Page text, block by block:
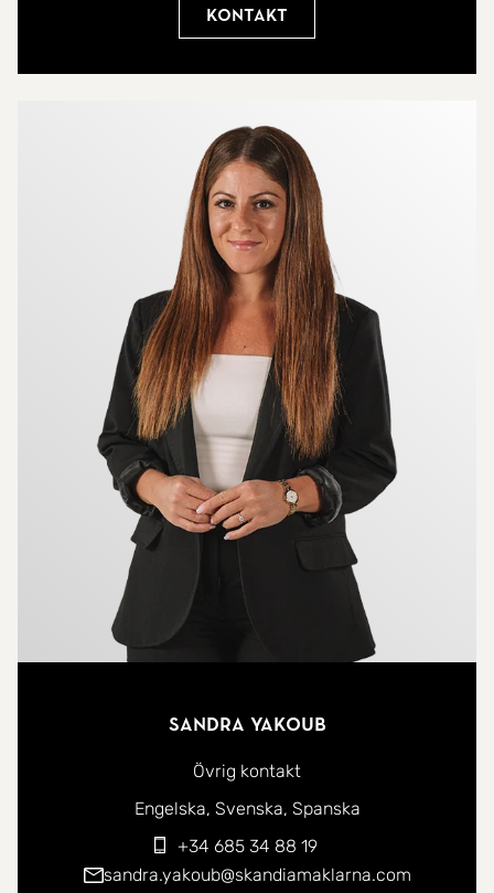
Kontakt
Sandra Yakoub
Övrig kontakt
Du kan kontakta mig på följande språk:
Engelska Svenska Spanska
+34 685 34 88 19
sandra.yakoub@skandiamaklarna.com